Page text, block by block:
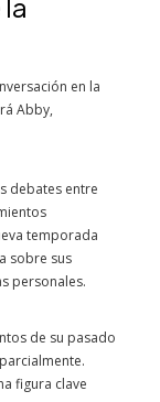
en la
Abby,
debates entre
temporada
sobre sus
personales.
de su pasado
figura clave